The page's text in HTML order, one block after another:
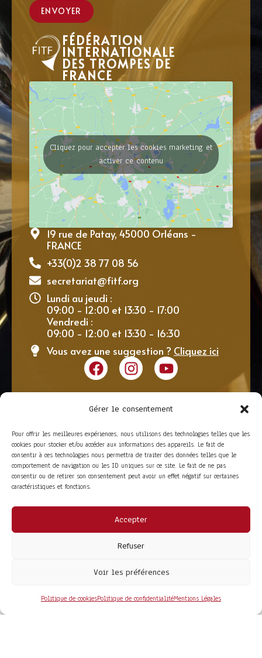
Gérer le consentement
Pour offrir les meilleures expériences, nous utilisons des technologies telles que les
cookies pour stocker et/ou accéder aux informations des appareils. Le fait de
consentir à ces technologies nous permettra de traiter des données telles que le
comportement de navigation ou les ID uniques sur ce site. Le fait de ne pas
consentir ou de retirer son consentement peut avoir un effet négatif sur certaines
caractéristiques et fonctions.
Accepter
Refuser
Voir les préférences
Politique de cookiesPolitique de confidentialitéMentions Légales
ENVOYER
FÉDÉRATION
INTERNATIONALE
DES TROMPES DE
FRANCE
Cliquez pour accepter les cookies marketing et
activer ce contenu
19 rue de Patay, 45000 Orléans -
FRANCE
+33(0)2 38 77 08 56
secretariat@fitf.org
Lundi au jeudi :
09:00 - 12:00 et 13:30 - 17:00
Vendredi :
09:00 - 12:00 et 13:30 - 16:30
Vous avez une suggestion ? Cliquez ici
Adhérer
Conditions Générales de Vente
Mentions Légales